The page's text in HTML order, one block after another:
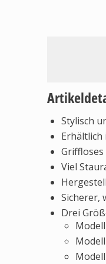
Stylisch
Erhältlich
Viel
Sicherer,
Drei